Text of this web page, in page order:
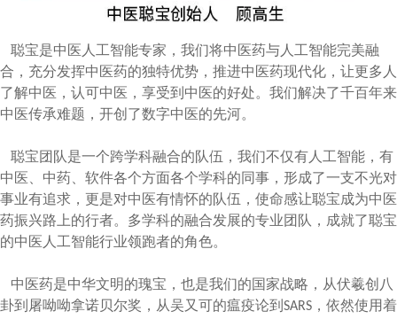
聪宝是中医人工智能专家，我们将中医药与人工智能完美融
合，充分发挥中医药的独特优势，推进中医药现代化，让更多人
了解中医，认可中医，享受到中医的好处。我们解决了千百年来
中医传承难题，开创了数字中医的先河。
聪宝团队是一个跨学科融合的队伍，我们不仅有人工智能，有
中医、中药、软件各个方面各个学科的同事，形成了一支不光对
事业有追求，更是对中医有情怀的队伍，使命感让聪宝成为中医
药振兴路上的行者。多学科的融合发展的专业团队，成就了聪宝
的中医人工智能行业领跑者的角色。
中医药是中华文明的瑰宝，也是我们的国家战略，从伏羲创八
卦到屠呦呦拿诺贝尔奖，从吴又可的瘟疫论到 SARS ，依然使用着